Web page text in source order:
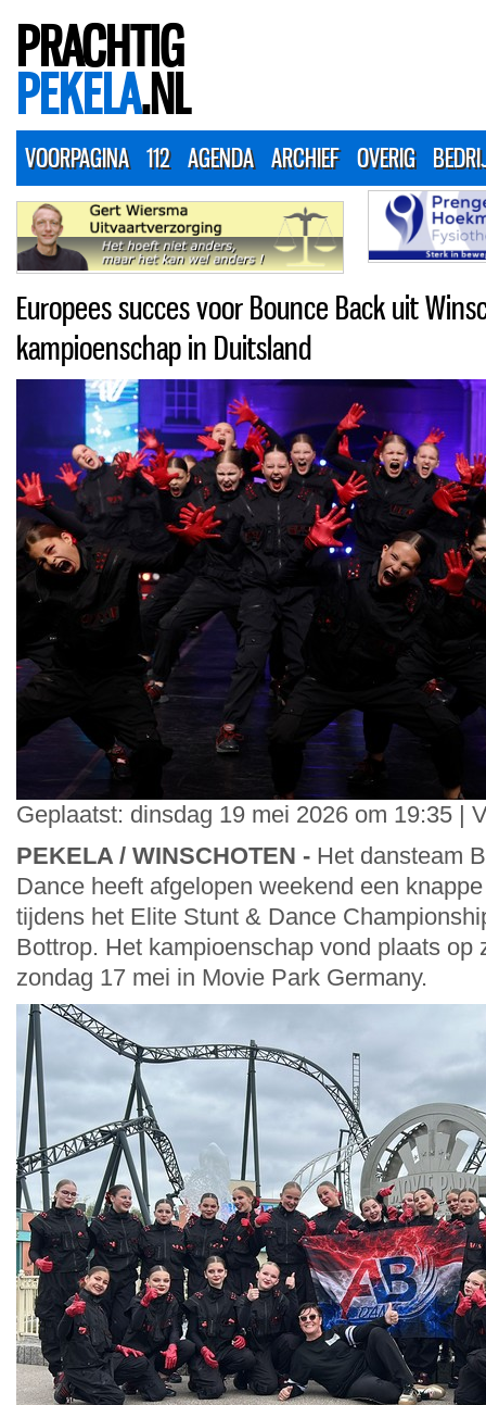
PRACHTIG
PEKELA.NL
VOORPAGINA 112 AGENDA ARCHIEF OVERIG
Europees succes voor Bounce Back uit
kampioenschap in Duitsland
Geplaatst: dinsdag 19 mei 2026 om 19:35 |
PEKELA / WINSCHOTEN - Het dansteam
Dance heeft afgelopen weekend een
tijdens het Elite Stunt & Dance
Bottrop. Het kampioenschap vond plaats op
zondag 17 mei in Movie Park Germany.